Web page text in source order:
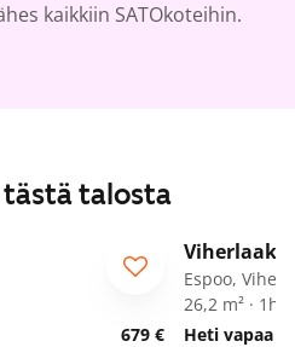
kaikkiin SATOkoteihin.
talosta
679 €
Espoo,
26,2 m² ·
Heti vapaa